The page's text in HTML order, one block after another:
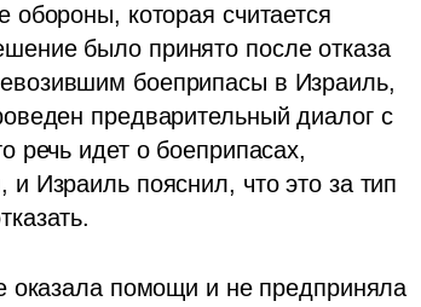
которая считается
было принято после отказа
боеприпасы в Израиль,
предварительный диалог с
речь идет о боеприпасах,
Израиль пояснил, что это за тип
оказала помощи и не предприняла